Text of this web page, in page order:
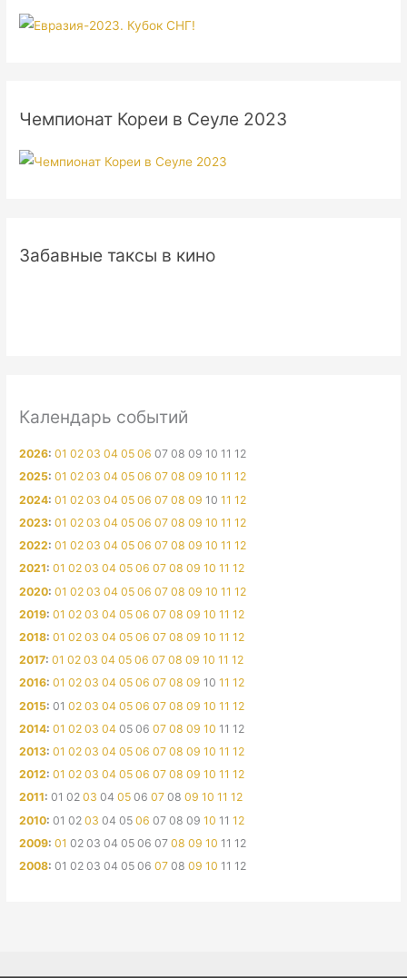
Чемпионат Кореи в Сеуле 2023
Забавные таксы в кино
Календарь событий
2026:01 02 03 04 05 06 07 08 09 10 11 12
2025:01 02 03 04 05 06 07 08 09 10 11 12
2024:01 02 03 04 05 06 07 08 09 10 11 12
2023:01 02 03 04 05 06 07 08 09 10 11 12
2022:01 02 03 04 05 06 07 08 09 10 11 12
2021:01 02 03 04 05 06 07 08 09 10 11 12
2020:01 02 03 04 05 06 07 08 09 10 11 12
2019:01 02 03 04 05 06 07 08 09 10 11 12
2018:01 02 03 04 05 06 07 08 09 10 11 12
2017:01 02 03 04 05 06 07 08 09 10 11 12
2016:01 02 03 04 05 06 07 08 09 10 11 12
2015:01 02 03 04 05 06 07 08 09 10 11 12
2014:01 02 03 04 05 06 07 08 09 10 11 12
2013:01 02 03 04 05 06 07 08 09 10 11 12
2012:01 02 03 04 05 06 07 08 09 10 11 12
2011:01 02 03 04 05 06 07 08 09 10 11 12
2010:01 02 03 04 05 06 07 08 09 10 11 12
2009:01 02 03 04 05 06 07 08 09 10 11 12
2008:01 02 03 04 05 06 07 08 09 10 11 12